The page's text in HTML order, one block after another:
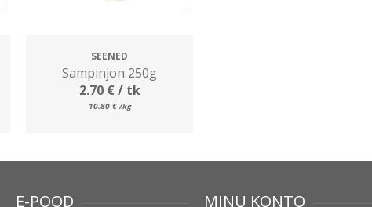
SEENED
Sampinjon 250g
2.70 €/ tk
10.80 € /kg
E-POOD MINU KONTO